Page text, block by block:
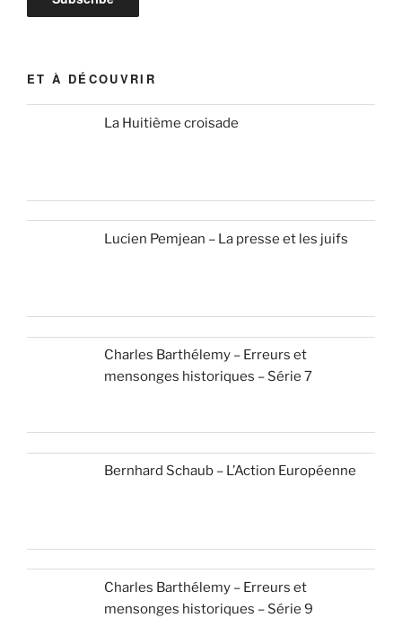
ET À DÉCOUVRIR
La Huitième croisade
Lucien Pemjean – La presse et les juifs
Charles Barthélemy – Erreurs et
mensonges historiques – Série 7
Bernhard Schaub – L’Action Européenne
Charles Barthélemy – Erreurs et
mensonges historiques – Série 9